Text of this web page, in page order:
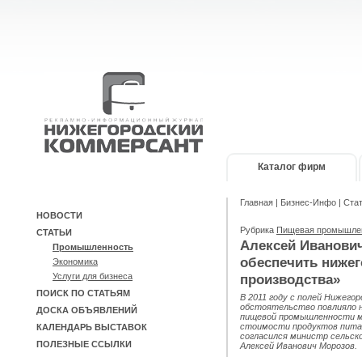
Каталог фирм
НОВОСТИ
СТАТЬИ
Промышленность
Экономика
Услуги для бизнеса
ПОИСК ПО СТАТЬЯМ
ДОСКА ОБЪЯВЛЕНИЙ
КАЛЕНДАРЬ ВЫСТАВОК
ПОЛЕЗНЫЕ ССЫЛКИ
Главная | Бизнес-Инфо |
Рубрика Пищевая
Алексей
обеспечить
производства»
В 2011 году с полей
обстоятельство повлияло
пищевой промышленности
стоимости продуктов
согласился министр
Алексей Иванович Морозов.